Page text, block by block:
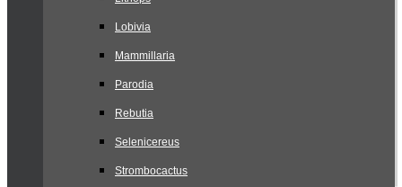
Lobivia
Mammillaria
Parodia
Rebutia
Selenicereus
Strombocactus